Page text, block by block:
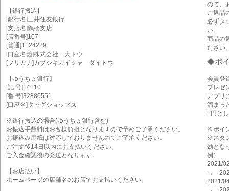
【銀行振込】
[銀行名]三井住友銀行
[支店名]鶴橋支店
[店番号]107
[普通]1124229
[口座名義]株式会社 大トウ
[フリガナ]カブシキガイシャ ダイトウ
【ゆうちょ銀行】
[記 号]14110
[番 号]32880551
[口座名]タッグショップス
※銀行振込の場合(ゆうちょ銀行含む)
お振込手数料はお客様負担となりますので予めご了承ください。
お振込み用紙は対応しておりませんのでご了承ください。
ご注文後14日以内にお支払いください。
ご入金確認後の発送となります。
【お店払い】
ホームページの店舗名のお店でお支払いください。
ので、
ご返品
必ずタ
い。
商品の
ださい
ポ
会員登
プレゼ
アプリ
溜まっ
1円と
※ポイ
※スタ
効とな
例）
2021/
→
2021/